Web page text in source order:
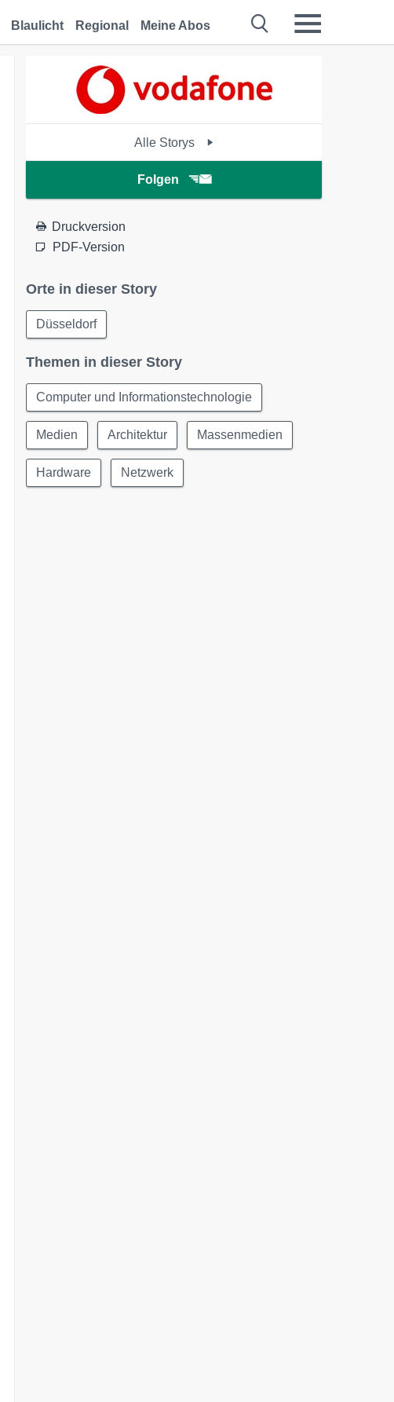
Blaulicht Regional Meine Abos
Alle Storys
Folgen
Druckversion
PDF-Version
Orte in dieser Story
Düsseldorf
Themen in dieser Story
Computer und Informationstechnologie
Medien Architektur Massenmedien
Hardware Netzwerk